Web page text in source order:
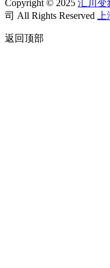
Copyright © 2025 汇川变
司 All Rights Reserved
返回顶部